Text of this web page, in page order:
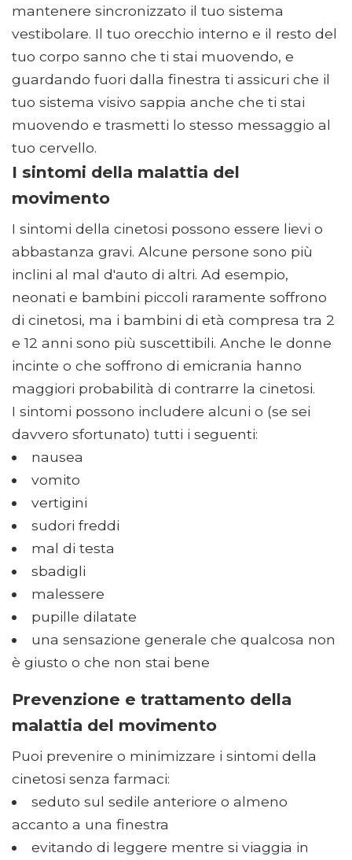
mantenere sincronizzato il tuo sistema
vestibolare. Il tuo orecchio interno e il resto del
tuo corpo sanno che ti stai muovendo, e
guardando fuori dalla finestra ti assicuri che il
tuo sistema visivo sappia anche che ti stai
muovendo e trasmetti lo stesso messaggio al
tuo cervello.
I sintomi della malattia del
movimento
I sintomi della cinetosi possono essere lievi o
abbastanza gravi. Alcune persone sono più
inclini al mal d'auto di altri. Ad esempio,
neonati e bambini piccoli raramente soffrono
di cinetosi, ma i bambini di età compresa tra 2
e 12 anni sono più suscettibili. Anche le donne
incinte o che soffrono di emicrania hanno
maggiori probabilità di contrarre la cinetosi.
I sintomi possono includere alcuni o (se sei
davvero sfortunato) tutti i seguenti:
nausea
vomito
vertigini
sudori freddi
mal di testa
sbadigli
malessere
pupille dilatate
una sensazione generale che qualcosa non
è giusto o che non stai bene
Prevenzione e trattamento della
malattia del movimento
Puoi prevenire o minimizzare i sintomi della
cinetosi senza farmaci:
seduto sul sedile anteriore o almeno
accanto a una finestra
evitando di leggere mentre si viaggia in